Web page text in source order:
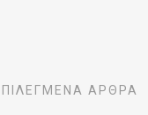
ΆΡΘΡΑ